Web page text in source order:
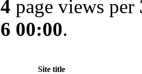
page views per
00:00.
Site title